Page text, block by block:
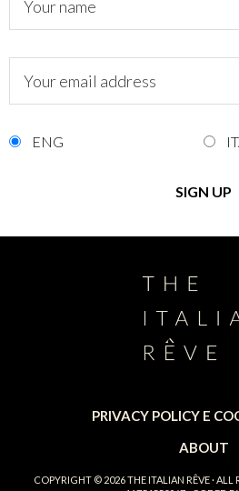
ENG
PRIVACY POLICY E
ABOUT
COPYRIGHT © 2026THE ITALIAN RÊVE· ALL